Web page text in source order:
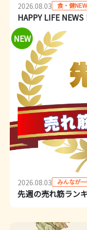
2026.08.03 食・健
HAPPY LIFE
NEW
2026.08.03 みんなが
先週の売れ筋ラン